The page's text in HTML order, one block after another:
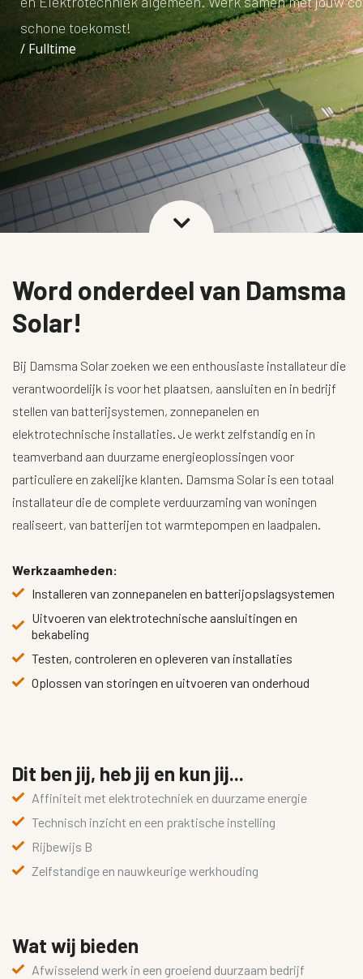
CONTACT
OFFERTE LATEN MAKEN
schone toekomst!
/ Fulltime

Word onderdeel van Damsma
Solar!
Bij Damsma Solar zoeken we een enthousiaste installateur die
verantwoordelijk is voor het plaatsen, aansluiten en in bedrijf
stellen van batterijsystemen, zonnepanelen en
elektrotechnische installaties. Je werkt zelfstandig en in
teamverband aan duurzame energieoplossingen voor
particuliere en zakelijke klanten. Damsma Solar is een totaal
installateur die de complete verduurzaming van woningen
realiseert, van batterijen tot warmtepompen en laadpalen.
Werkzaamheden:
Installeren van zonnepanelen en batterijopslagsystemen
Uitvoeren van elektrotechnische aansluitingen en
bekabeling
Testen, controleren en opleveren van installaties
Oplossen van storingen en uitvoeren van onderhoud
Dit ben jij, heb jij en kun jij...
Affiniteit met elektrotechniek en duurzame energie
Technisch inzicht en een praktische instelling
Rijbewijs B
Zelfstandige en nauwkeurige werkhouding
Wat wij bieden
Afwisselend werk in een groeiend duurzaam bedrijf